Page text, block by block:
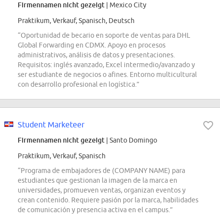
Firmennamen nicht gezeigt | Mexico City
Praktikum, Verkauf, Spanisch, Deutsch
“Oportunidad de becario en soporte de ventas para DHL
Global Forwarding en CDMX. Apoyo en procesos
administrativos, análisis de datos y presentaciones.
Requisitos: inglés avanzado, Excel intermedio/avanzado y
ser estudiante de negocios o afines. Entorno multicultural
con desarrollo profesional en logística.”
Student Marketeer
Firmennamen nicht gezeigt | Santo Domingo
Praktikum, Verkauf, Spanisch
“Programa de embajadores de (COMPANY NAME) para
estudiantes que gestionan la imagen de la marca en
universidades, promueven ventas, organizan eventos y
crean contenido. Requiere pasión por la marca, habilidades
de comunicación y presencia activa en el campus.”